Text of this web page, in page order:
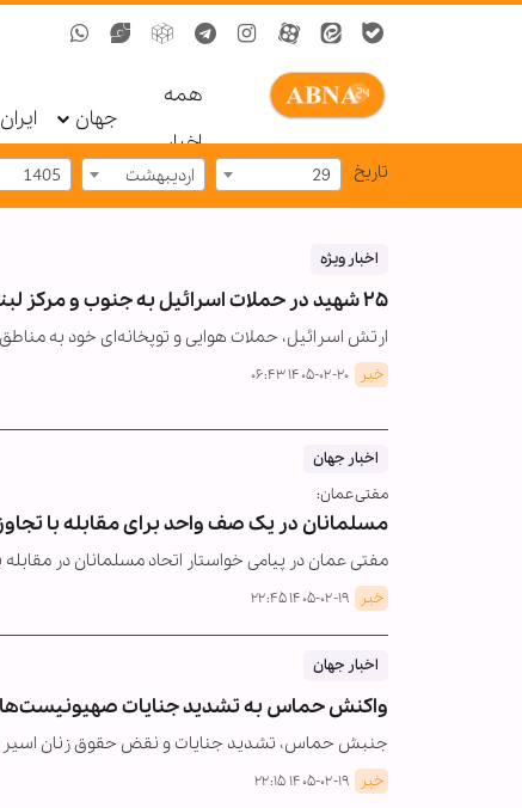
همه
اخبار
جهان ایران
تاریخ 29 اردیبهشت 1405
اخبار ویژه
۲۵ شهید در حملات اسرائیل به جنوب و مرکز لبنان
ارتش اسرائیل، حملات هوایی و توپخانه‌ای خود به مناطق
خبر ۱۴۰۵-۰۲-۲۰ ۰۶:۴۳
اخبار جهان
مفتی عمان:
مسلمانان در یک صف واحد برای مقابله با
مفتی عمان در پیامی خواستار اتحاد مسلمانان در
خبر ۱۴۰۵-۰۲-۱۹ ۲۲:۴۵
اخبار جهان
واکنش حماس به تشدید جنایات صهیونیست‌ها
جنبش حماس، تشدید جنایات و نقض حقوق زنان اسیر
خبر ۱۴۰۵-۰۲-۱۹ ۲۲:۱۵